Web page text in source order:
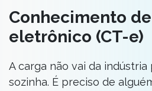
Conhecimento
eletrônico (CT-e)
A carga não vai da indústria
sozinha. É preciso de